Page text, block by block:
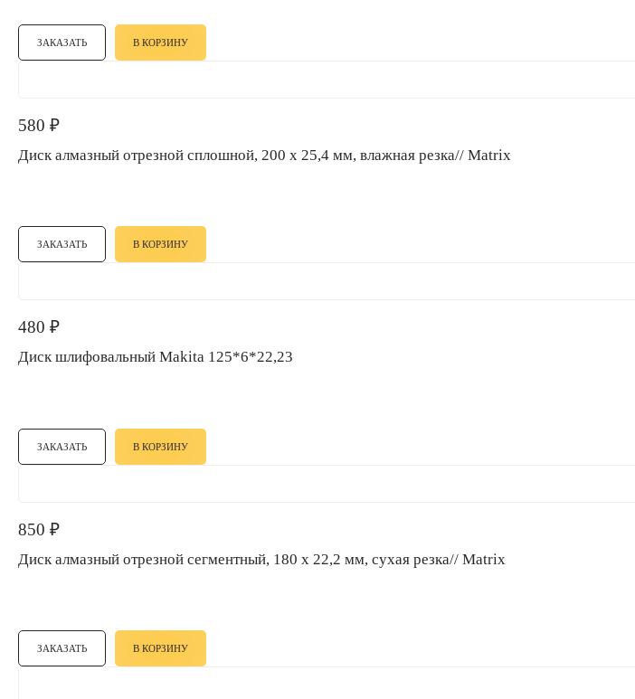
ЗАКАЗАТЬ В КОРЗИНУ
580 ₽
Диск алмазный отрезной сплошной, 200 х 25,4 мм, влажная резка// Matrix
ЗАКАЗАТЬ В КОРЗИНУ
480 ₽
Диск шлифовальный Makita 125*6*22,23
ЗАКАЗАТЬ В КОРЗИНУ
850 ₽
Диск алмазный отрезной сегментный, 180 х 22,2 мм, сухая резка// Matrix
ЗАКАЗАТЬ В КОРЗИНУ